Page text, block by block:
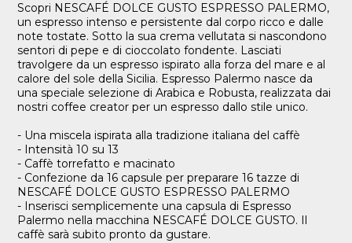
Scopri NESCAFÉ DOLCE GUSTO ESPRESSO PALERMO,
un espresso intenso e persistente dal corpo ricco e dalle
note tostate. Sotto la sua crema vellutata si nascondono
sentori di pepe e di cioccolato fondente. Lasciati
travolgere da un espresso ispirato alla forza del mare e al
calore del sole della Sicilia. Espresso Palermo nasce da
una speciale selezione di Arabica e Robusta, realizzata dai
nostri coffee creator per un espresso dallo stile unico.
- Una miscela ispirata alla tradizione italiana del caffè
- Intensità 10 su 13
- Caffè torrefatto e macinato
- Confezione da 16 capsule per preparare 16 tazze di
NESCAFÉ DOLCE GUSTO ESPRESSO PALERMO
- Inserisci semplicemente una capsula di Espresso
Palermo nella macchina NESCAFÉ DOLCE GUSTO. Il
caffè sarà subito pronto da gustare.